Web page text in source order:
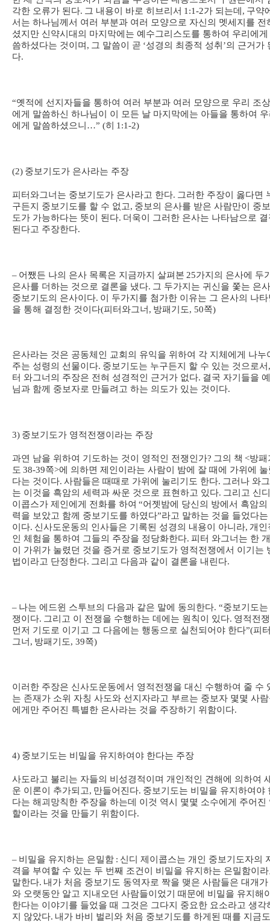
각한 오류가 된다. 그 내용이 바로 히브리서 1:1-2가 되는데 , 구약
서는 하나님께서 여러 부분과 여러 모양으로 자신의 멧세지를 전
셨지만 신약시대의 마지막에는 예수그리스도를 통하여 우리에게
씀하셨다는 것이며 , 그 말씀이 곧 ‘성경의 최종적 성취 ’의 근거가
다.
“옛적에 선지자들을 통하여 여러 부분과 여러 모양으로 우리 조
에게 말씀하신 하나님이 이 모든 날 마지막에는 아들을 통하여
에게 말씀하셨으니 …” (히 1:1-2)
(2) 중보기도가 은사라는 주장
피터와그너는 중보기도가 은사라고 한다. 그러한 주장이 옳다면
구든지 중보기도를 할 수 없고, 중보의 은사를 받은 사람만이 중
도가 가능하다는 뜻이 된다. 더욱이 그러한 은사는 나타남으로 결
된다고 주장한다.
– 어쨌든 나의 은사 목록은 지금까지 살펴본 25가지의 은사에 두
은사를 더하는 것으로 결론을 냈다. 그 두가지는 귀신을 쫓는 은
중보기도의 은사이다. 이 두가지를 첨가한 이유는 그 은사의 나타
을 통해 결정한 것이다(피터와그너 , 방패기도, 50쪽)
은사라는 것은 공동체인 교회의 유익을 위하여 각 지체에게 나누
주는 성령의 선물이다. 중보기도는 누구든지 할 수 있는 것으로서 ,
터 와그너의 주장은 전혀 성경적인 근거가 없다. 결국 자기들을
님과 함께 중보자로 만들려고 하는 의도가 있는 것이다.
3) 중보기도가 영적전쟁이라는 주장
과연 남을 위하여 기도하는 것이 영적인 전쟁인가? 그의 책 <방패
도 38-39쪽>에 의하면 제인이라는 사람이 밤에 잘 때에 가위에 눌
다는 것이다. 사람들은 때때로 가위에 눌리기도 한다. 그러나 와
는 이것을 흑암의 세력과 싸운 것으로 표현하고 있다. 그리고 신
이콥스가 제인에게 전화를 하여 “어젯밤에 당신의 방에서 흑암의
력을 보았고 함께 중보기도를 하였다”라고 말하는 것을 들었다는
이다. 신사도운동의 인사들은 기록된 성경의 내용이 아니라, 개인
인 체험을 통하여 그들의 주장을 정당화한다. 피터 와그너는 한
이 가위가 눌렸던 것을 증거로 중보기도가 영적전쟁에서 이기는
법이라고 단정한다. 그리고 다음과 같이 결론을 내린다.
– 나는 에드윈 스투브의 다음과 같은 말에 동의한다. “중보기도는
쟁이다. 그리고 이 전쟁을 수행하는 데에는 원칙이 있다. 영적전
먼저 기도로 이기고 그 다음에는 행동으로 실천되어야 한다”(피
그너 , 방패기도, 39쪽)
이러한 주장은 신사도운동에서 영적전쟁을 대신 수행하여 줄 수
는 존재가 소위 자칭 사도와 선지자라고 부르는 중보자 몇몇 사
에게만 주어진 특별한 은사라는 것을 주장하기 위함이다.
4) 중보기도는 비밀을 유지하여야 한다는 주장
사도라고 불리는 자들의 비성경적이며 개인적인 견해에 의하여
운 이론이 추가되고, 만들어진다. 중보기도는 비밀을 유지하여야
다는 해괴망칙한 주장을 하는데 이것 역시 몇몇 소수에게 주어진
할이라는 것을 만들기 위함이다.
– 비밀을 유지하는 은밀함 : 신디 제이콥스는 개인 중보기도자의
격을 부여할 수 있는 두 번째 조건이 비밀을 유지하는 은밀함이
말한다. 내가 처음 중보기도 동역자로 짝을 맺은 사람들은 대개가
와 오랫동안 알고 지내오던 사람들이었기 때문에 비밀을 유지해
한다는 이야기를 들었을 때 그것은 그다지 중요한 요소라고 생각
지 않았다. 내가 바비 벌리와 처음 중보기도를 하게된 때를 지금